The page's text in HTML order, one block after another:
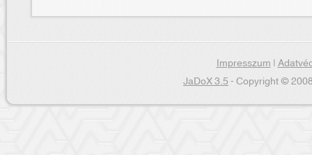
Impresszum|
JaDoX 3.5- Copyright ©